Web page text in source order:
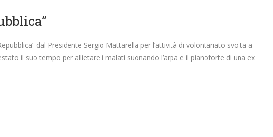
dal Presidente Sergio Mattarella per l’attività di volontariato svolta a
il suo tempo per allietare i malati suonando l’arpa e il pianoforte di una ex